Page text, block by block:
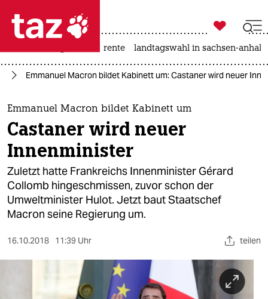
 taz zahl ich
taz zahl ich
themen
politik
öko
gesellschaft
kultur
sport

taz zahl ich
rente landtagswahl in sachsen-anhalt
Emmanuel Macron bildet Kabinett um: Castaner wird neuer
Emmanuel Macron bildet Kabinett um
Castaner wird neuer
Innenminister
Zuletzt hatte Frankreichs Innenminister Gérard
Collomb hingeschmissen, zuvor schon der
Umweltminister Hulot. Jetzt baut Staatschef
Macron seine Regierung um.
16.10.2018 11:39 Uhr teilen